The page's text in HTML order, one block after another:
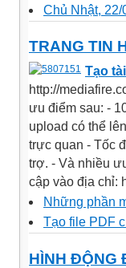
Chủ Nhật, 22/
TRANG TIN
Tạo
http://
ưu điểm sau: -
upload có thể
trực quan - Tốc
trợ. - Và nhiều
cập vào địa chỉ:
Những phần
Tạo file PDF
HÌNH ĐỘNG